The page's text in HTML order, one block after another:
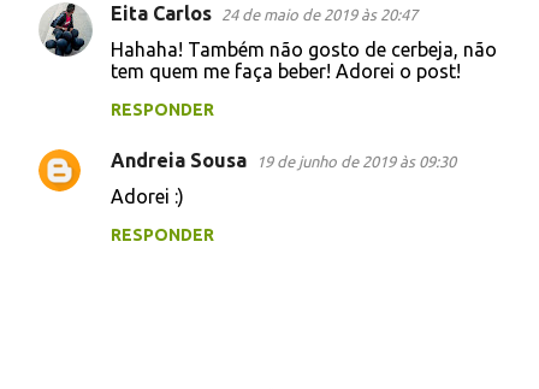
Eita Carlos 24 de maio de 2019 às 20:47
Hahaha! Também não gosto de cerbeja, não
tem quem me faça beber! Adorei o post!
RESPONDER
Andreia Sousa 19 de junho de 2019 às 09:30
Adorei :)
RESPONDER